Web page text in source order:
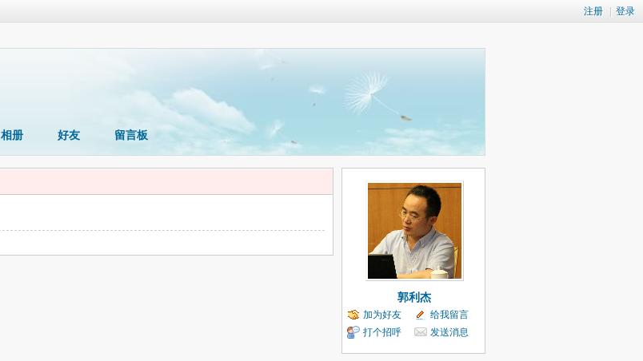
注册 登录
相册 好友 留言板
郭利杰
加为好友
给我留言
打个招呼
发送消息